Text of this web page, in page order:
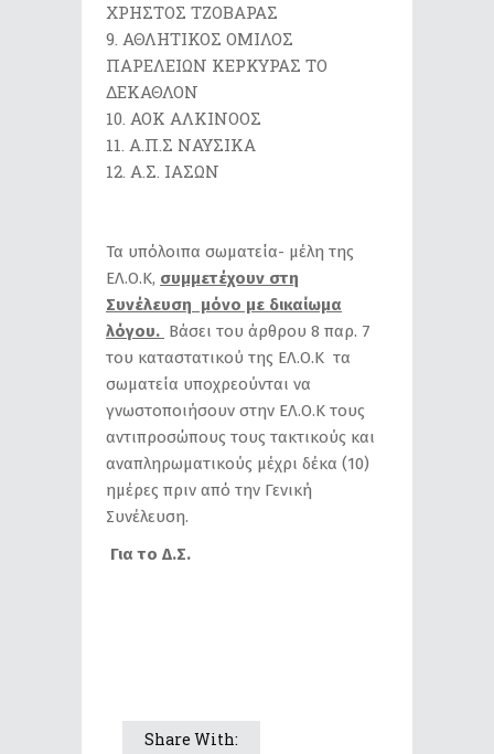
ΧΡΗΣΤΟΣ ΤΖΟΒΑΡΑΣ
ΑΘΛΗΤΙΚΟΣ ΟΜΙΛΟΣ
ΠΑΡΕΛΕΙΩΝ ΚΕΡΚΥΡΑΣ ΤΟ
ΔΕΚΑΘΛΟΝ
ΑΟΚ ΑΛΚΙΝΟΟΣ
Α.Π.Σ ΝΑΥΣΙΚΑ
Α.Σ. ΙΑΣΩΝ
Τα υπόλοιπα σωματεία- μέλη της
ΕΛ.Ο.Κ, συμμετέχουν στη
Συνέλευση μόνο με δικαίωμα
λόγου. Βάσει του άρθρου 8 παρ. 7
του καταστατικού της ΕΛ.Ο.Κ τα
σωματεία υποχρεούνται να
γνωστοποιήσουν στην ΕΛ.Ο.Κ τους
αντιπροσώπους τους τακτικούς και
αναπληρωματικούς μέχρι δέκα (10)
ημέρες πριν από την Γενική
Συνέλευση.
Για το Δ.Σ.
Share With: